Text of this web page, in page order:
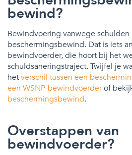
bewind?
Bewindvoering vanwege schulden
beschermingsbewind. Dat is iets
bewindvoerder, die hoort bij het
schuldsaneringstraject. Twijfel je
hetverschil tussen een
een WSNP-bewindvoerderof
beschermingsbewind.
Overstappen van
bewindvoerder?